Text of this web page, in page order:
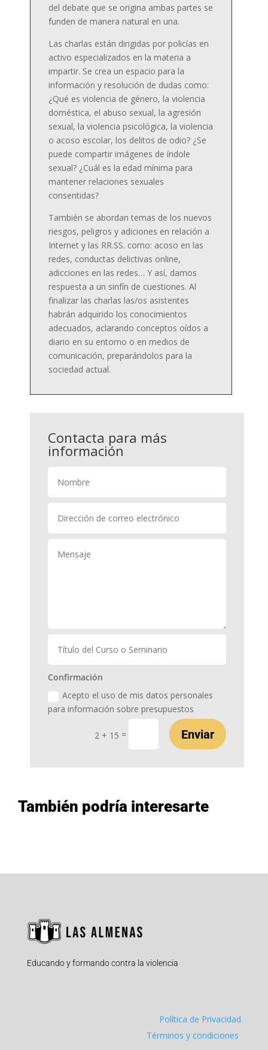
del debate que se origina ambas partes se
funden de manera natural en una.
Las charlas están dirigidas por policías en
activo especializados en la materia a
impartir. Se crea un espacio para la
información y resolución de dudas como:
¿Qué es violencia de género, la violencia
doméstica, el abuso sexual, la agresión
sexual, la violencia psicológica, la violencia
o acoso escolar, los delitos de odio? ¿Se
puede compartir imágenes de índole
sexual? ¿Cuál es la edad mínima para
mantener relaciones sexuales
consentidas?
También se abordan temas de los nuevos
riesgos, peligros y adiciones en relación a
Internet y las RR.SS. como: acoso en las
redes, conductas delictivas online,
adicciones en las redes… Y así, damos
respuesta a un sinfín de cuestiones. Al
finalizar las charlas las/os asistentes
habrán adquirido los conocimientos
adecuados, aclarando conceptos oídos a
diario en su entorno o en medios de
comunicación, preparándolos para la
sociedad actual.
Contacta para más
información
Confirmación
Acepto el uso de mis datos personales
para información sobre presupuestos
2 + 15 = Enviar
También podría interesarte
Educando y formando contra la violencia
Política de Privacidad
Términos y condiciones